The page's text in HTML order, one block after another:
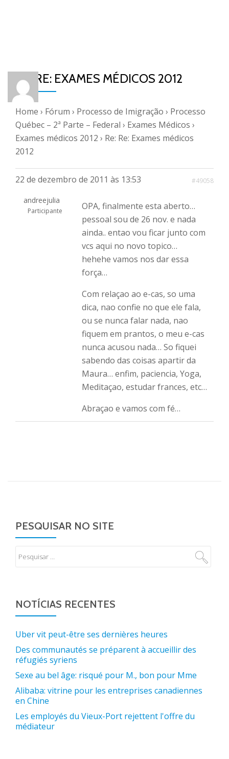
RE: RE: EXAMES MÉDICOS 2012
Home › Fórum › Processo de Imigração › Processo
Québec – 2ª Parte – Federal › Exames Médicos ›
Exames médicos 2012 › Re: Re: Exames médicos
2012
22 de dezembro de 2011 às 13:53 #49058
andreejulia
Participante
OPA, finalmente esta aberto…
pessoal sou de 26 nov. e nada
ainda.. entao vou ficar junto com
vcs aqui no novo topico…
hehehe vamos nos dar essa
força…
Com relaçao ao e-cas, so uma
dica, nao confie no que ele fala,
ou se nunca falar nada, nao
fiquem em prantos, o meu e-cas
nunca acusou nada… So fiquei
sabendo das coisas apartir da
Maura… enfim, paciencia, Yoga,
Meditaçao, estudar frances, etc…
Abraçao e vamos com fé…
PESQUISAR NO SITE
NOTÍCIAS RECENTES
Uber vit peut-être ses dernières heures
Des communautés se préparent à accueillir des
réfugiés syriens
Sexe au bel âge: risqué pour M., bon pour Mme
Alibaba: vitrine pour les entreprises canadiennes
en Chine
Les employés du Vieux-Port rejettent l'offre du
médiateur